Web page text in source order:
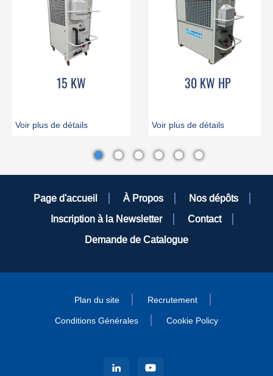
15 KW
Voir plus de détails
30 KW HP
Voir plus de détails
Page d'accueil À Propos
Nos dépôts
Inscription à la Newsletter
Contact
Demande de Catalogue
Plan du site Recrutement
Conditions Générales Cookie Policy